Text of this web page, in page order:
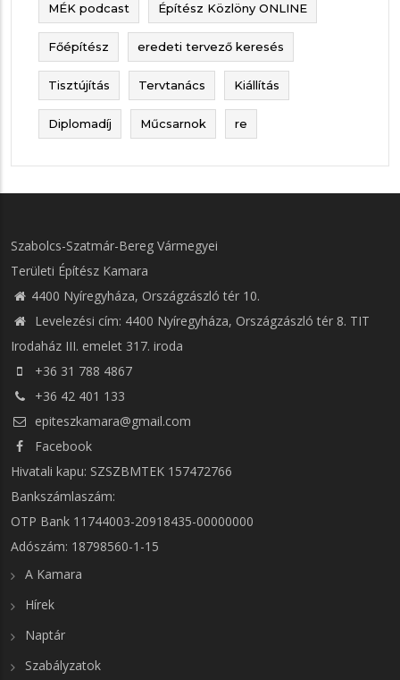
MÉK podcast Építész Közlöny ONLINE
Főépítész eredeti tervező keresés
Tisztújítás Tervtanács Kiállítás
Diplomadíj Műcsarnok re
Szabolcs-Szatmár-Bereg Vármegyei
Területi Építész Kamara
4400 Nyíregyháza, Országzászló tér 10.
Levelezési cím: 4400 Nyíregyháza, Országzászló tér 8. TIT
Irodaház III. emelet 317. iroda
+36 31 788 4867
+36 42 401 133
epiteszkamara@gmail.com
Facebook
Hivatali kapu: SZSZBMTEK 157472766
Bankszámlaszám:
OTP Bank 11744003-20918435-00000000
Adószám: 18798560-1-15
A Kamara
Hírek
Naptár
Szabályzatok